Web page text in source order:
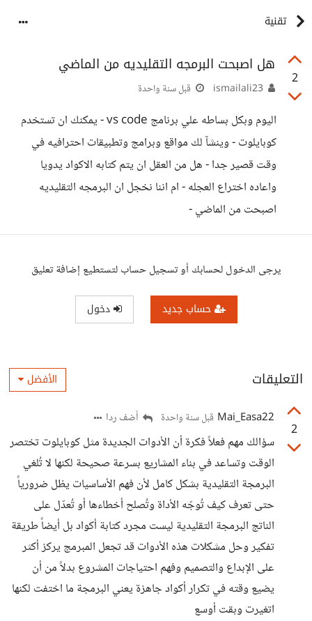
تقنية
2
هل اصبحت البرمجه التقليديه من الماضي
قبل سنة واحدة
اليوم وبكل بساطه علي برنامج vs code - يمكنك ان تستخدم
كوبايلوت - وينشآ لك مواقع وبرامج وتطبيقات احترافيه في
وقت قصير جدا - هل من العقل ان يتم كتابه الاكواد يدويا
واعاده اختراع العجله - ام اننا نخجل ان البرمجه التقليديه
اصبحت من الماضي -
يرجى الدخول لحسابك أو تسجيل حساب لتستطيع إضافة تعليق
حساب جديد دخول
التعليقات الأفضل
2
Mai_Easa22 قبل سنة واحدة أضف ردا
سؤالك مهم فعلاً فكرة أن الأدوات الجديدة مثل كوبايلوت تختصر
الوقت وتساعد في بناء المشاريع بسرعة صحيحة لكنها لا تُلغي
البرمجة التقليدية بشكل كامل لأن فهم الأساسيات يظل ضرورياً
حتى تعرف كيف تُوجّه الأداة وتُصلح أخطاءها أو تُعدّل على
الناتج البرمجة التقليدية ليست مجرد كتابة أكواد بل أيضاً طريقة
تفكير وحل مشكلات هذه الأدوات قد تجعل المبرمج يركز أكثر
على الإبداع والتصميم وفهم احتياجات المشروع بدلاً من أن
يضيع وقته في تكرار أكواد جاهزة يعني البرمجة ما اختفت لكنها
اتغيرت وبقت أوسع